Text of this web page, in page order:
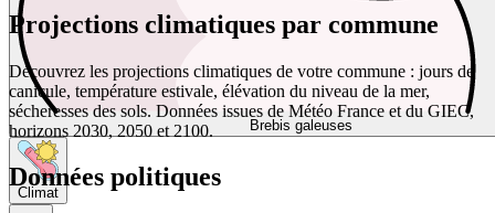
Brebis galeuses
Climat
Projections climatiques par commune
Découvrez les projections climatiques de votre commune : jours de
canicule, température estivale, élévation du niveau de la mer,
sécheresses des sols. Données issues de Météo France et du GIEC,
horizons 2030, 2050 et 2100.
Données politiques